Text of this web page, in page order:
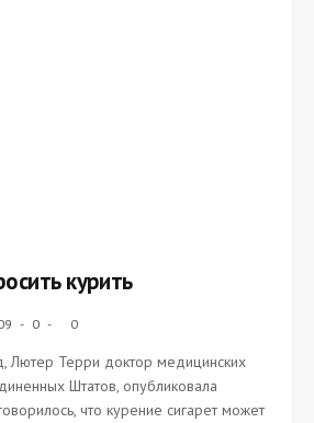
курить
0 0
Лютер Терри доктор медицинских
Штатов, опубликовала
что курение сигарет может